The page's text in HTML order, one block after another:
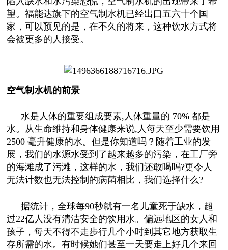
望。福能达旗下的空气制水机已经出口五六十个国
家，可以预见的是，在不久的将来，这种饮水方式将
会被更多的人接受。
空气制水机的前景
水是人体的重要组成要素,人体重量的 70% 都是
水。从生命维持和身体健康来说,人每天至少需要饮用
2500 毫升健康的水。但是你知道吗？随着工业的发
展，我们的水源水受到了越来越多的污染，在工厂旁
的海滩成了污滩，这样的水，我们还敢喝吗?更令人
无法计数也无法控制的病菌相比，我们选择什么?
据统计，全球每90秒就有一名儿童死于缺水，超
过22亿人没有清洁安全的饮用水。偏远地区的女人和
孩子，每天不得不走步行几个小时到其它地方获取生
存所需的水。有时候她们甚至一天要走上好几个来回